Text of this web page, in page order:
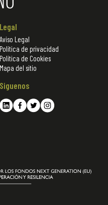
Legal
Aviso Legal
Política de privacidad
Política de Cookies
Mapa del sitio
Siguenos